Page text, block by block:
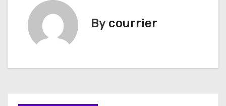
t
By courrier